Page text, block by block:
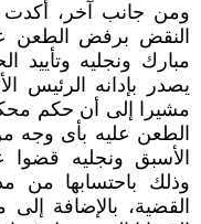
ومن جانب آخر،
النقض برفض الطعن
مبارك ونجليه وتأييد
مشيرا إلى أن حكم
الطعن عليه بأى وجه
الأسبق ونجليه
وذلك باحتسابها من
القضية، بالإضافة